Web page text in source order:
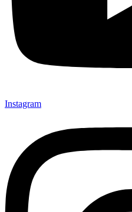
Instagram